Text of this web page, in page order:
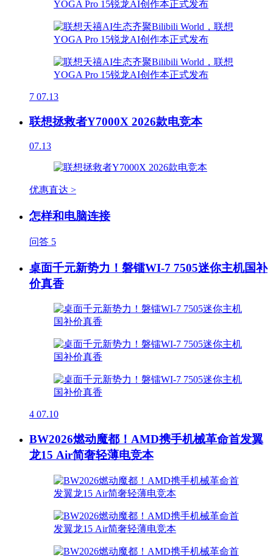
7 07.13
联想拯救者Y7000X 2026款电竞本
07.13
优惠直达 >
怎样和电脑连接
问答 5
桌面千元新势力！磐镭WI-7 7505迷你主机国补
价真香
4 07.10
BW2026燃动魔都！AMD携手机械革命首发翼
龙15 Air简奢轻薄电竞本